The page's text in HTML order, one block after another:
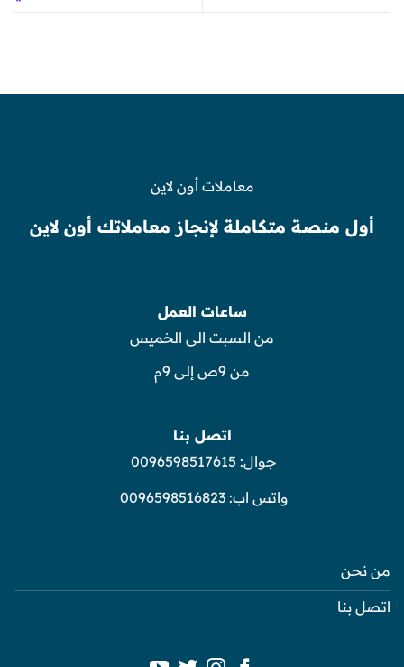
معاملات أون لاين
أول منصة متكاملة لإنجاز معاملاتك أون لاين
ساعات العمل
من السبت الى الخميس
من 9ص إلى 9م
اتصل بنا
جوال: 0096598517615
واتس اب:0096598516823
من نحن
اتصل بنا